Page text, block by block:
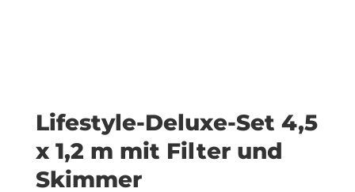
Lifestyle-Deluxe-Set 4,5
x 1,2 m mit Filter und
Skimmer